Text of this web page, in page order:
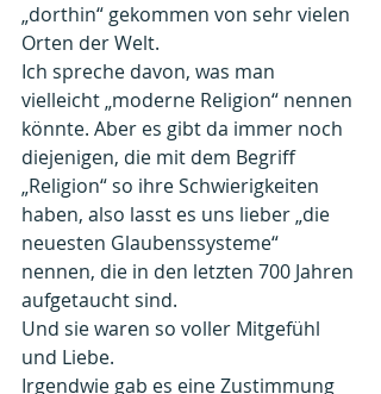
„dorthin“ gekommen von sehr vielen
Orten der Welt.
Ich spreche davon, was man
vielleicht „moderne Religion“ nennen
könnte. Aber es gibt da immer noch
diejenigen, die mit dem Begriff
„Religion“ so ihre Schwierigkeiten
haben, also lasst es uns lieber „die
neuesten Glaubenssysteme“
nennen, die in den letzten 700 Jahren
aufgetaucht sind.
Und sie waren so voller Mitgefühl
und Liebe.
Irgendwie gab es eine Zustimmung